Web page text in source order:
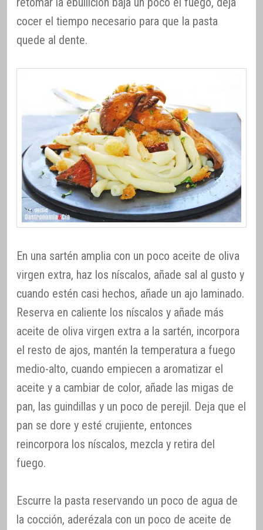
cocer el tiempo necesario para que la pasta
quede al dente.
En una sartén amplia con un poco aceite de oliva
virgen extra, haz los níscalos, añade sal al gusto y
cuando estén casi hechos, añade un ajo laminado.
Reserva en caliente los níscalos y añade más
aceite de oliva virgen extra a la sartén, incorpora
el resto de ajos, mantén la temperatura a fuego
medio-alto, cuando empiecen a aromatizar el
aceite y a cambiar de color, añade las migas de
pan, las guindillas y un poco de perejil. Deja que el
pan se dore y esté crujiente, entonces
reincorpora los níscalos, mezcla y retira del
fuego.
Escurre la pasta reservando un poco de agua de
la cocción, aderézala con un poco de aceite de